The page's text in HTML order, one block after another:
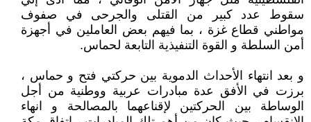
سقوط عدد كبير من القتلى والجرحى في صفوف
مواطني قطاع غزة ، بما فيهم بعض العاملين في أجهزة
أمن السلطة و القوة التنفيذية التابعة لحماس.
و بعد انتهاء الأحداث الدموية بين حركتي فتح و حماس ،
برزت في الأفق عدة مبادرات عربية ووطنية من أجل
الوساطة بين الحركتين لإقناعهما بالمصالحة و انهاء